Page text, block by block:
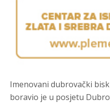
Imenovani dubrovački
boravio je u posjetu